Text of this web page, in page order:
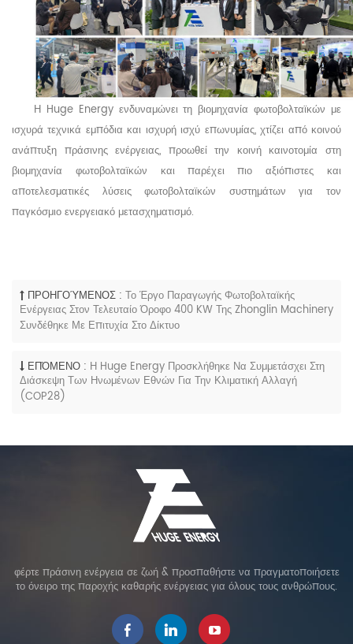
Η Huge Energy ενδυναμώνει τη βιομηχανία φωτοβολταϊκών με
ισχυρά τεχνικά εμπόδια και ισχυρή ισχύ επωνυμίας, χτίζει από κοινού
ανάπτυξη πράσινης ενέργειας, προωθεί την κοινή καινοτομία στη
βιομηχανία φωτοβολταϊκών και παρέχει πιο αξιόπιστες και
αποτελεσματικές λύσεις φωτοβολταϊκών συστημάτων για τον
παγκόσμιο ενεργειακό μετασχηματισμό.
ΠΡΟΗΓΟΎΜΕΝΟΣ : Το Έργο Παραγωγής Φωτοβολταϊκής
Ενέργειας Στον Τελευταίο Όροφο 400 KW Της Zhonglin Machinery
Συνδέθηκε Με Επιτυχία Στο Δίκτυο
ΕΠΌΜΕΝΟ : Η Huge Energy Προσκλήθηκε Να Συμμετάσχει Στη
Διάσκεψη Των Ηνωμένων Εθνών Για Την Κλιματική Αλλαγή
(COP28)
φέρτε πράσινη ενέργεια σε ζωή & προσπαθήστε να πραγματοποιήσετε
το όνειρο της παροχής καθαρής ενέργειας για όλους τους ανθρώπους.